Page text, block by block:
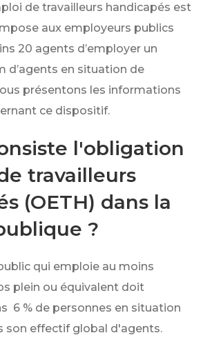
de travailleurs handicapés est
aux employeurs publics
20 agents d’employer un
d’agents en situation de
présentons les informations
ce dispositif.
l'obligation
travailleurs
(OETH) dans la
?
qui emploie au moins
plein ou équivalent doit
6 % de personnes en situation
son effectif global d'agents.